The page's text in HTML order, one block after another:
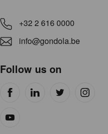
+32 2 616 0000
info@gondola.be
Follow us on